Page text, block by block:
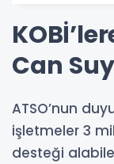
Can
ATSO’nun
işletmeler 3
desteği